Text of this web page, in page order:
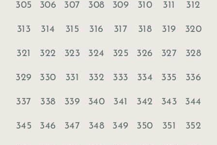
305 306 307 308 309 310 311 312
313 314 315 316 317 318 319 320
321 322 323 324 325 326 327 328
329 330 331 332 333 334 335 336
337 338 339 340 341 342 343 344
345 346 347 348 349 350 351 352